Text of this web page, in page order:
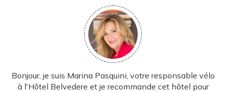
Bonjour, je suis Marina Pasquini, votre responsable vélo
à l'Hôtel Belvedere et je recommande cet hôtel pour